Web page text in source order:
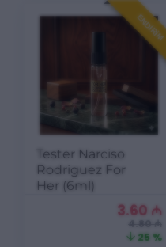
ENDIRIM
Tester Narciso
Rodriguez For
Her (6ml)
3.60 ₼
4.80 ₼
25 %